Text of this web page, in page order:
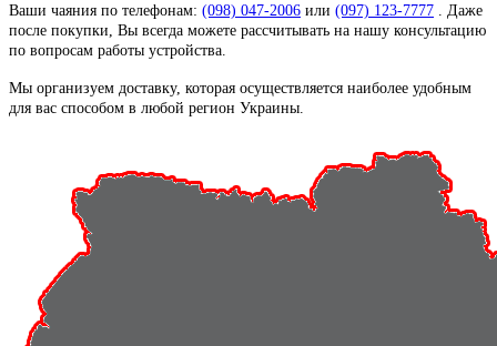
Ваши чаяния по телефонам: (098) 047-2006 или (097) 123-7777 . Даже
после покупки, Вы всегда можете рассчитывать на нашу консультацию
по вопросам работы устройства.
Мы организуем доставку, которая осуществляется наиболее удобным
для вас способом в любой регион Украины.